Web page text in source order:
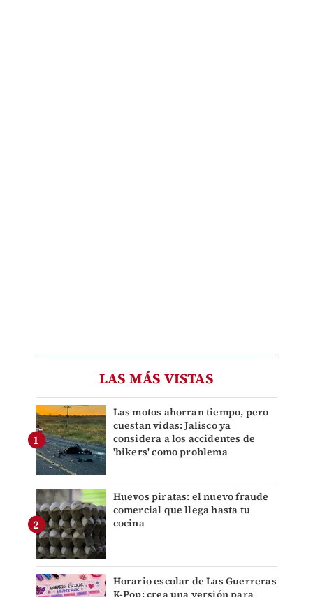
LAS MÁS VISTAS
Las motos ahorran tiempo, pero
cuestan vidas: Jalisco ya
considera a los accidentes de
'bikers' como problema
Huevos piratas: el nuevo fraude
comercial que llega hasta tu
cocina
Horario escolar de Las Guerreras